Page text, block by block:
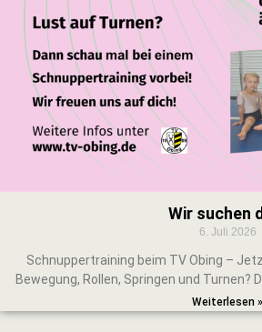
Wir suchen
6. Juli 2026
Schnuppertraining beim TV Obing –
Bewegung, Rollen, Springen und Turnen?
Weiterlesen »